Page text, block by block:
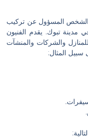
المسؤول عن تركيب
مدينة تبوك. يقدم الفنيون
والشركات والمنشآت
المثال: